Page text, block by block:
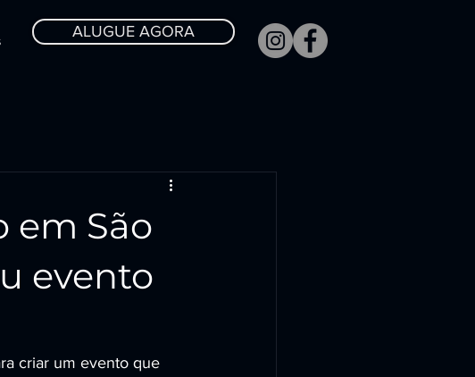
ALUGUE AGORA
em São
evento
criar um evento que